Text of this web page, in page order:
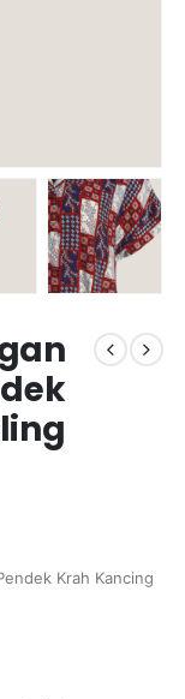
Krah Kancing